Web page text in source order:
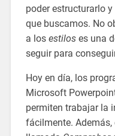
poder estructurarlo
que buscamos. No
a los estiloses una
seguir para
Hoy en día, los
Microsoft
permiten trabajar la
fácilmente.